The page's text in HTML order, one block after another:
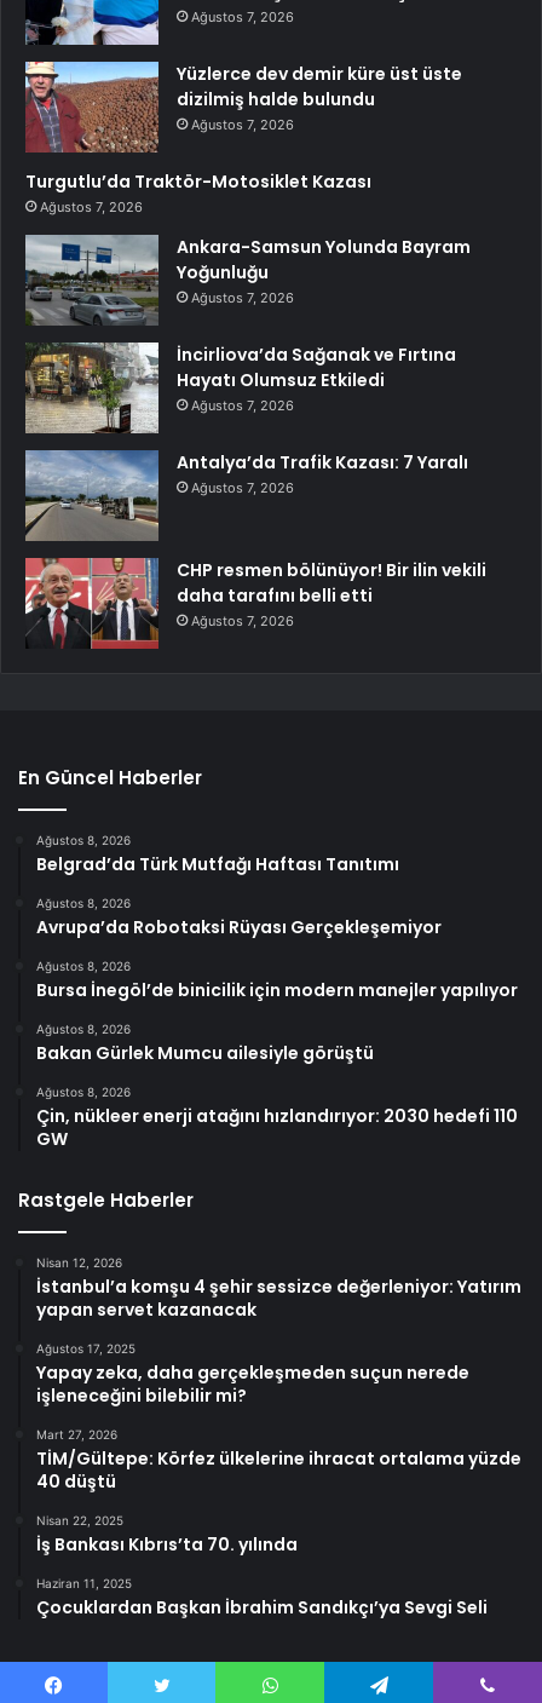
Ağustos 7, 2026
Yüzlerce dev demir küre üst üste
dizilmiş halde bulundu
Ağustos 7, 2026
Turgutlu’da Traktör-Motosiklet Kazası
Ağustos 7, 2026
Ankara-Samsun Yolunda Bayram
Yoğunluğu
Ağustos 7, 2026
İncirliova’da Sağanak ve Fırtına
Hayatı Olumsuz Etkiledi
Ağustos 7, 2026
Antalya’da Trafik Kazası: 7 Yaralı
Ağustos 7, 2026
CHP resmen bölünüyor! Bir ilin vekili
daha tarafını belli etti
Ağustos 7, 2026
En Güncel Haberler
Ağustos 8, 2026
Belgrad’da Türk Mutfağı Haftası Tanıtımı
Ağustos 8, 2026
Avrupa’da Robotaksi Rüyası Gerçekleşemiyor
Ağustos 8, 2026
Bursa İnegöl’de binicilik için modern manejler yapılıyor
Ağustos 8, 2026
Bakan Gürlek Mumcu ailesiyle görüştü
Ağustos 8, 2026
Çin, nükleer enerji atağını hızlandırıyor: 2030 hedefi 110
GW
Rastgele Haberler
Nisan 12, 2026
İstanbul’a komşu 4 şehir sessizce değerleniyor: Yatırım
yapan servet kazanacak
Ağustos 17, 2025
Yapay zeka, daha gerçekleşmeden suçun nerede
işleneceğini bilebilir mi?
Mart 27, 2026
TİM/Gültepe: Körfez ülkelerine ihracat ortalama yüzde
40 düştü
Nisan 22, 2025
İş Bankası Kıbrıs’ta 70. yılında
Haziran 11, 2025
Çocuklardan Başkan İbrahim Sandıkçı’ya Sevgi Seli